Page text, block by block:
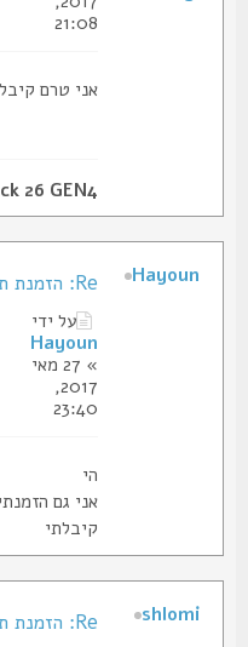
21:08
אני טרם קיבלתי.
Glock 26 GEN4
Re: הזמנת תעודות החבר של הסליק
על ידי
Hayoun
» 27 מאי
2017,
23:40
אני גם הזמנתי
קיבלתי
Hayoun
Re: הזמנת תעודות החבר של הסליק shlomi